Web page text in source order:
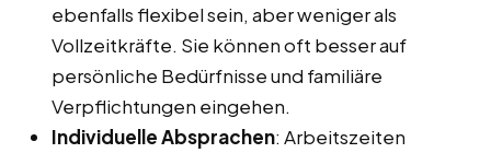
ebenfalls flexibel sein, aber weniger als
Vollzeitkräfte. Sie können oft besser auf
persönliche Bedürfnisse und familiäre
Verpflichtungen eingehen.
Individuelle Absprachen: Arbeitszeiten